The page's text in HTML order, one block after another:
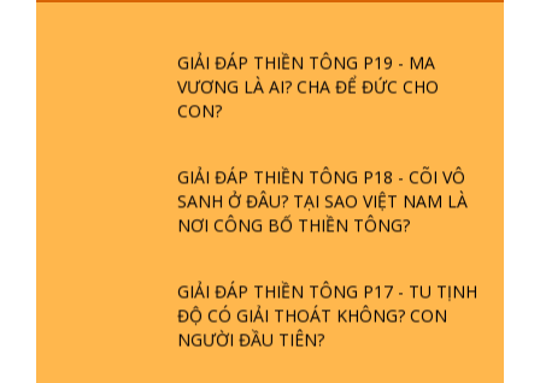
GIẢI ĐÁP THIỀN TÔNG P19 - MA
VƯƠNG LÀ AI? CHA ĐỂ ĐỨC CHO
CON?
GIẢI ĐÁP THIỀN TÔNG P18 - CÕI VÔ
SANH Ở ĐÂU? TẠI SAO VIỆT NAM LÀ
NƠI CÔNG BỐ THIỀN TÔNG?
GIẢI ĐÁP THIỀN TÔNG P17 - TU TỊNH
ĐỘ CÓ GIẢI THOÁT KHÔNG? CON
NGƯỜI ĐẦU TIÊN?